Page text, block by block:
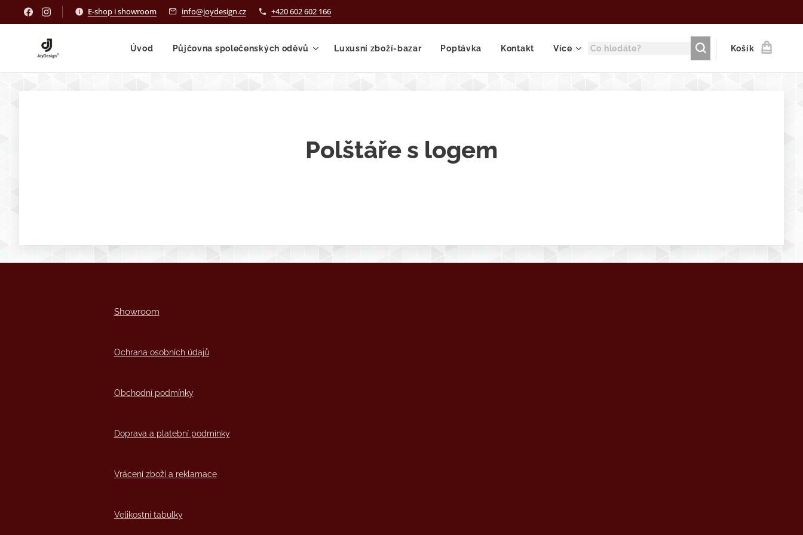
E-shop i showroom info@joydesign.cz +420 602 602 166
Úvod Půjčovna společenských oděvů Luxusní zboží-bazar Poptávka Kontakt Více Košík
Polštáře s logem
Showroom
Ochrana osobních údajů
Obchodní podmínky
Doprava a platební podmínky
Vrácení zboží a reklamace
Velikostní tabulky